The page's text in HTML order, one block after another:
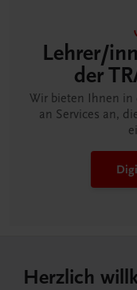
Lehrer/
der
Wir bieten Ihnen in
an Services an,
Herzlich